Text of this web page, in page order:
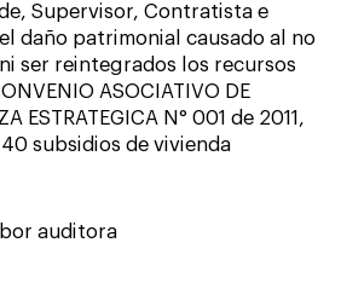
Supervisor, Contratista e
daño patrimonial causado al no
ser reintegrados los recursos
ASOCIATIVO DE
ESTRATEGICA N° 001 de 2011,
subsidios de vivienda
auditora